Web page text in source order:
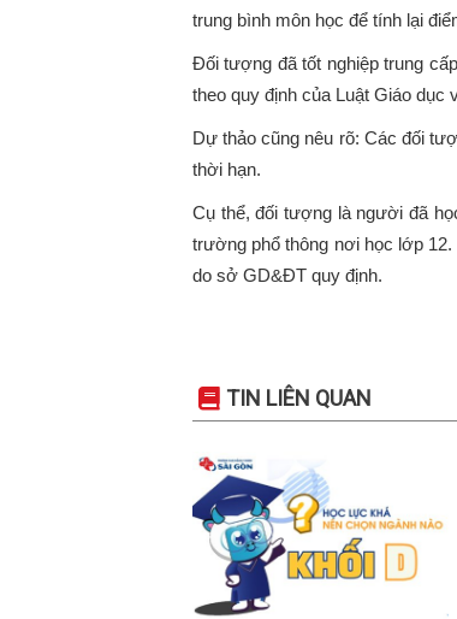
trung bình môn học để tính lại
Đối tượng đã tốt nghiệp trung
theo quy định của Luật Giáo dục
Dự thảo cũng nêu rõ: Các đối
thời hạn.
Cụ thể, đối tượng là người đã
trường phổ thông nơi học lớp
do sở GD&ĐT quy định.
TIN LIÊN QUAN